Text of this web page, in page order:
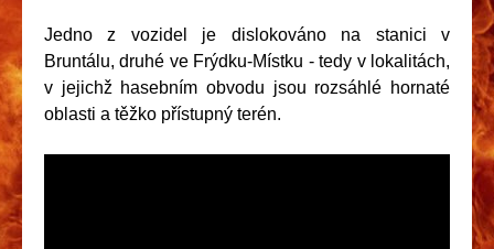
Jedno z vozidel je dislokováno na stanici v
Bruntálu, druhé ve Frýdku-Místku - tedy v lokalitách,
v jejichž hasebním obvodu jsou rozsáhlé hornaté
oblasti a těžko přístupný terén.